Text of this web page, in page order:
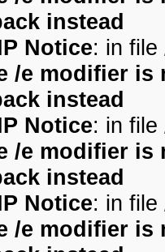
instead
Notice: in file
/e modifier
instead
Notice: in file
/e modifier
instead
Notice: in file
/e modifier